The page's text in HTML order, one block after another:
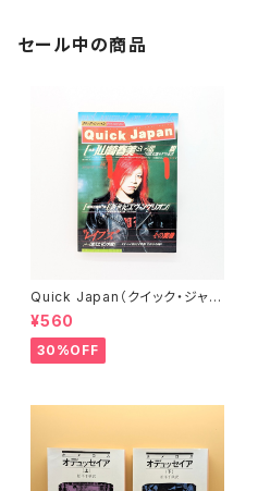
セール中の商品
Quick Japan（クイック・ジャパ
ン）Vol.11
¥560
30%OFF